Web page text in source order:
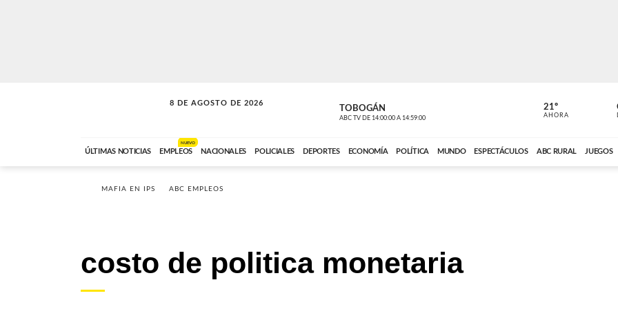
8 DE AGOSTO DE 2026
SOLO MÚSICA TOBOGÁN
ABC TV DE 14:00:00 A 14:59:00 ABC CARDINAL
21º
AHORA
ÚLTIMAS NOTICIAS EMPLEOS
NUEVO
NACIONALES POLICIALES DEPORTES ECONOMÍA POLÍTICA MUNDO ESPECTÁCULOS ABC RURAL JUEGOS
MAFIA EN IPS ABC EMPLEOS
costo de politica monetaria